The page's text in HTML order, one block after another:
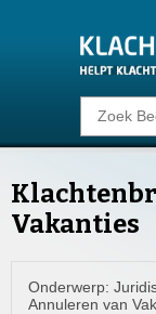
Klacht
Vakanties
Onderwerp:
Annuleren van